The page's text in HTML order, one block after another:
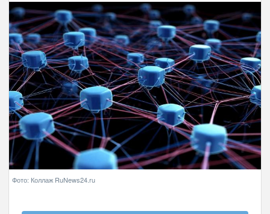
Фото: Коллаж RuNews24.ru